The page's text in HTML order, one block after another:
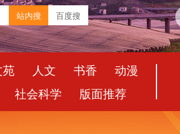
站内搜 百度搜
人文 书香
动漫
社会科学 版面推荐